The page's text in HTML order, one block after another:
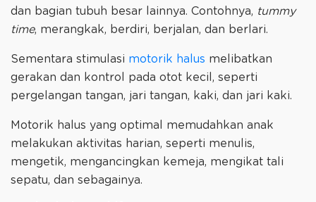
dan bagian tubuh besar lainnya. Contohnya, tummy
time, merangkak, berdiri, berjalan, dan berlari.
Sementara stimulasi motorik halus melibatkan
gerakan dan kontrol pada otot kecil, seperti
pergelangan tangan, jari tangan, kaki, dan jari kaki.
Motorik halus yang optimal memudahkan anak
melakukan aktivitas harian, seperti menulis,
mengetik, mengancingkan kemeja, mengikat tali
sepatu, dan sebagainya.